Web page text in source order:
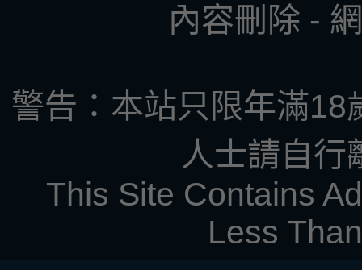
內容刪除 -
警告：本站只限年滿18
人士請自行
This Site Contains
Less